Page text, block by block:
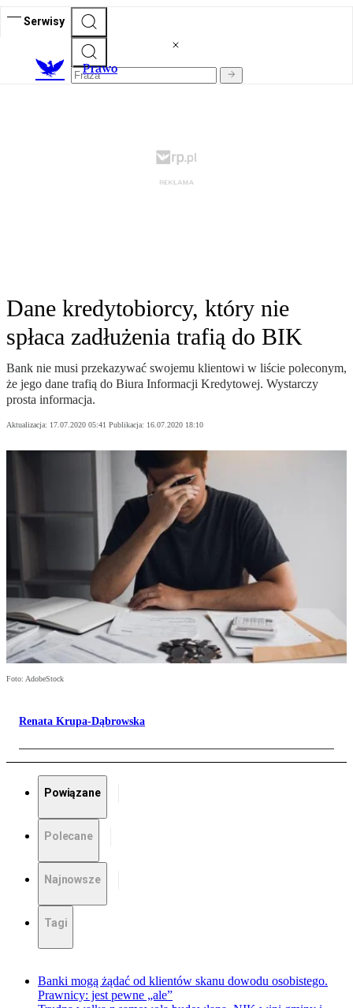
Serwisy
Prawo
Dane kredytobiorcy, który nie
spłaca zadłużenia trafią do BIK
Bank nie musi przekazywać swojemu klientowi w liście poleconym,
że jego dane trafią do Biura Informacji Kredytowej. Wystarczy
prosta informacja.
Aktualizacja: 17.07.2020 05:41 Publikacja: 16.07.2020 18:10
Foto: AdobeStock
Renata Krupa-Dąbrowska
Powiązane
Polecane
Najnowsze
Tagi
Banki mogą żądać od klientów skanu dowodu osobistego.
Prawnicy: jest pewne „ale”